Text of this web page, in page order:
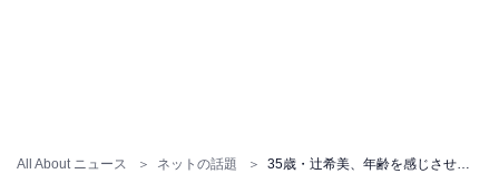
All About ニュース ネットの話題